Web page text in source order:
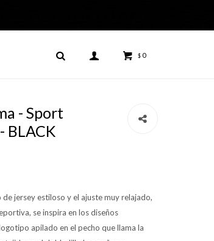
$ 0
- Sport
BLACK
de jersey estiloso y el ajuste muy relajado,
se inspira en los diseños
apilado en el pecho que llama la